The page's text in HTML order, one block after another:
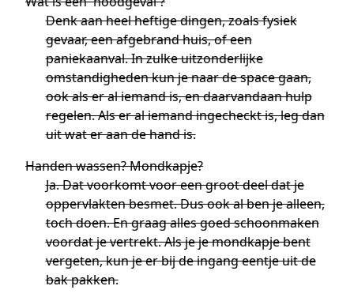
Denk aan heel heftige dingen, zoals fysiek
gevaar, een afgebrand huis, of een
paniekaanval. In zulke uitzonderlijke
omstandigheden kun je naar de space gaan,
ook als er al iemand is, en daarvandaan hulp
regelen. Als er al iemand ingecheckt is, leg dan
uit wat er aan de hand is.
Handen wassen? Mondkapje?
Ja. Dat voorkomt voor een groot deel dat je
oppervlakten besmet. Dus ook al ben je alleen,
toch doen. En graag alles goed schoonmaken
voordat je vertrekt. Als je je mondkapje bent
vergeten, kun je er bij de ingang eentje uit de
bak pakken.